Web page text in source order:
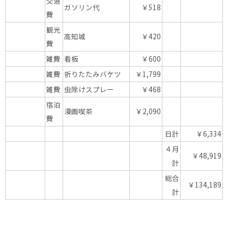
費
ガソリン代 ￥518
観光
費
高知城 ￥420
雑費 看板
￥600
雑費 折りたたみバケツ
￥1,799
雑費 虫除けスプレー
￥468
宿泊
費
漫画喫茶 ￥2,090
日計
￥6,334
４月
計
￥48,919
総合
計
￥134,189